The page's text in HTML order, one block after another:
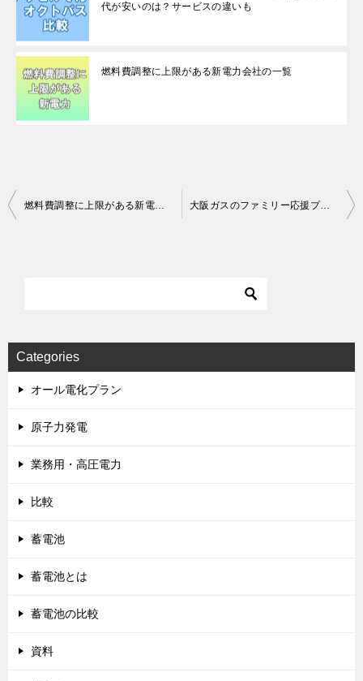
代が安いのは？サービスの違いも
燃料費調整に上限がある新電力会社の一覧
Post
燃料費調整に上限がある新電力会社の一覧 大阪ガスのファミリー応援プランの注意すべきデメリットとは。関電と比較したメリットも
Categories
オール電化プラン
原子力発電
業務用・高圧電力
比較
蓄電池
蓄電池とは
蓄電池の比較
資料